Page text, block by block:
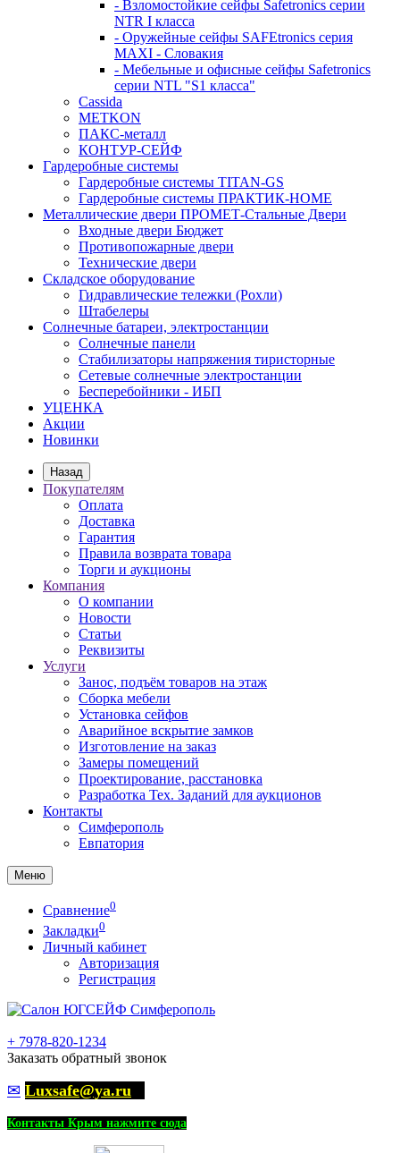
- Взломостойкие сейфы Safetronics серии
NTR I класса
- Оружейные сейфы SAFEtronics серия
MAXI - Словакия
- Мебельные и офисные сейфы Safetronics
серии NTL "S1 класса"
Cassida
METKON
ПАКС-металл
КОНТУР-СЕЙФ
Гардеробные системы
Гардеробные системы TITAN-GS
Гардеробные системы ПРАКТИК-HOME
Металлические двери ПРОМЕТ-Стальные Двери
Входные двери Бюджет
Противопожарные двери
Технические двери
Складское оборудование
Гидравлические тележки (Рохли)
Штабелеры
Солнечные батареи, электростанции
Солнечные панели
Стабилизаторы напряжения тиристорные
Сетевые солнечные электростанции
Бесперебойники - ИБП
УЦЕНКА
Акции
Новинки
Назад
Покупателям
Оплата
Доставка
Гарантия
Правила возврата товара
Торги и аукционы
Компания
О компании
Новости
Статьи
Реквизиты
Услуги
Занос, подъём товаров на этаж
Сборка мебели
Установка сейфов
Аварийное вскрытие замков
Изготовление на заказ
Замеры помещений
Проектирование, расстановка
Разработка Тех. Заданий для аукционов
Контакты
Симферополь
Евпатория
Меню
Сравнение0
Закладки0
Личный кабинет
Авторизация
Регистрация
+ 7978-820-1234
Заказать обратный звонок
✉ Luxsafe@ya.ru
Контакты Крым нажмите сюда